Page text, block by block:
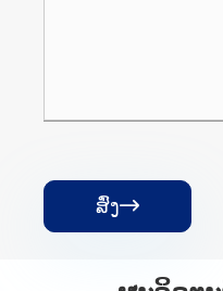
ສົ່ງ